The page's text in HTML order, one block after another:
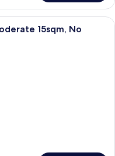
chambre d’hôtel équipée d’un
15sqm, No